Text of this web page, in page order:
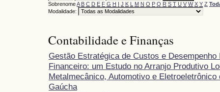
SobrenomeA B C D E F G H I J K L M N O P Q R S T U V W X Y Z
Modalidade:
Contabilidade e Finanças
Gestão Estratégica de Custos e Desempenho
Financeiro: um Estudo no Arranjo Produtivo
Metalmecânico, Automotivo e Eletroeletrônico
Gaúcha